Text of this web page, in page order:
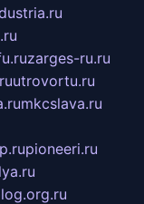
zarges-ru.ru
utrovortu.ru
mkcslava.ru
pioneeri.ru